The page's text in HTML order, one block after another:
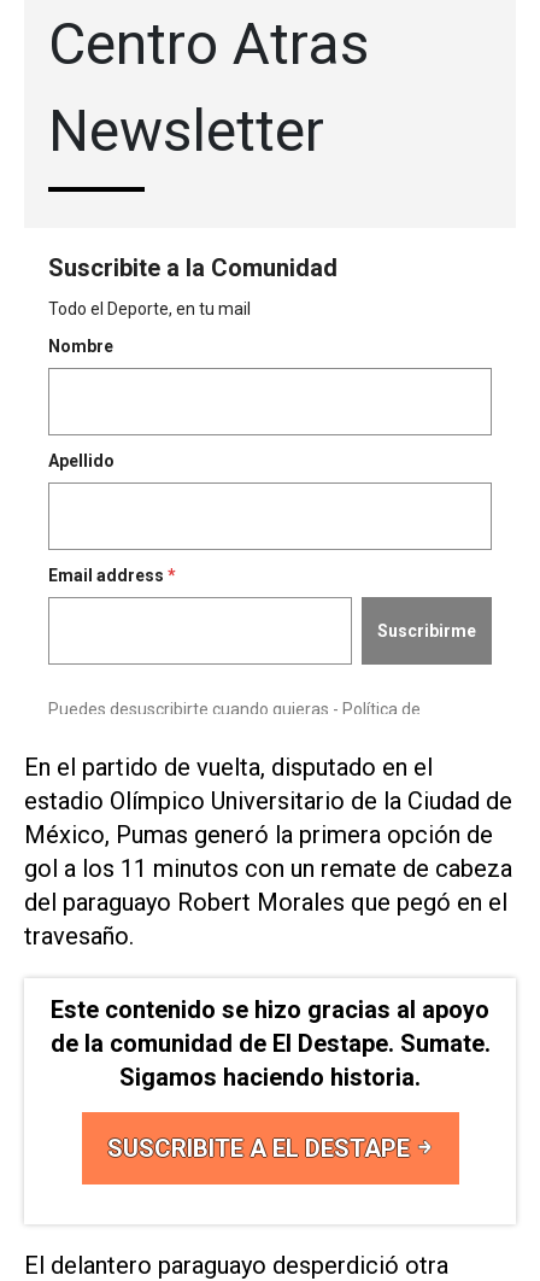
En el partido de vuelta, ⁠disputado en el
estadio Olímpico Universitario ​de la Ciudad de
México, ‌Pumas generó la primera ‌opción de
gol a los 11 minutos ⁠con un remate de cabeza
del paraguayo Robert Morales que pegó en el
travesaño.
Este contenido se hizo gracias al apoyo
de la comunidad de El Destape. Sumate.
Sigamos haciendo historia.
SUSCRIBITE A EL DESTAPE
El delantero paraguayo desperdició otra